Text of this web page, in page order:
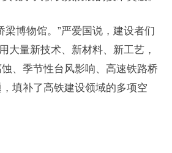
梁博物馆。”严爱国说，建设者们
大量新技术、新材料、新工艺，
、季节性台风影响、高速铁路桥
填补了高铁建设领域的多项空